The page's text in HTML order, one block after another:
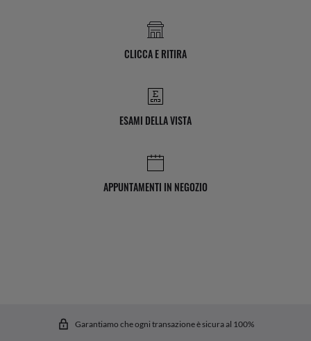
CLICCA E RITIRA
ESAMI DELLA VISTA
APPUNTAMENTI IN NEGOZIO
Garantiamo che ogni transazione è sicura al 100%